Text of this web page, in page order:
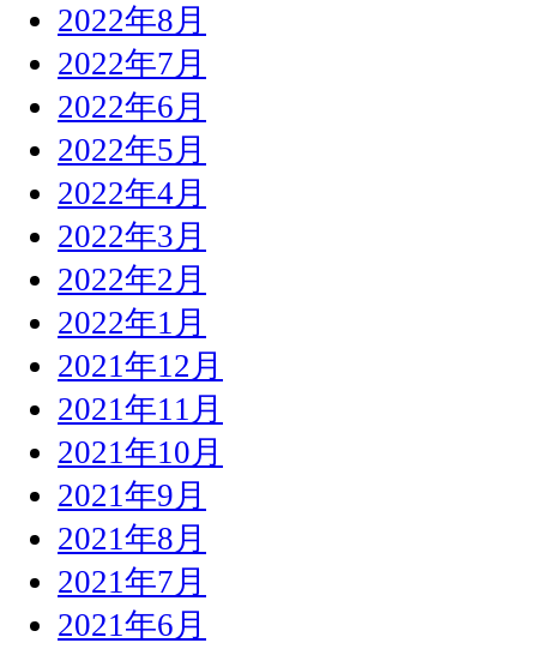
2022年8月
2022年7月
2022年6月
2022年5月
2022年4月
2022年3月
2022年2月
2022年1月
2021年12月
2021年11月
2021年10月
2021年9月
2021年8月
2021年7月
2021年6月